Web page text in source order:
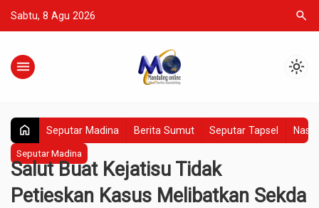
Sabtu, 8 Agu 2026 search
menu light_mode
home Seputar Madina Berita Sumut Seputar Tapsel
Seputar Madina
Salut Buat Kejatisu Tidak
Petieskan Kasus Melibatkan Sekda